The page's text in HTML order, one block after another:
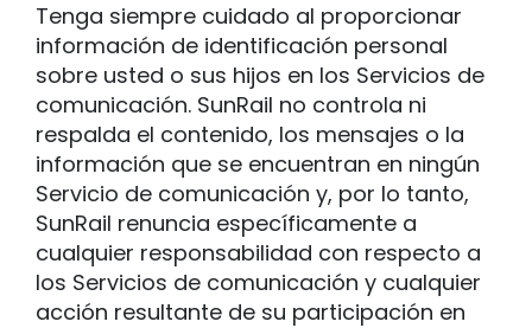
Tenga siempre cuidado al proporcionar
información de identificación personal
sobre usted o sus hijos en los Servicios de
comunicación. SunRail no controla ni
respalda el contenido, los mensajes o la
información que se encuentran en ningún
Servicio de comunicación y, por lo tanto,
SunRail renuncia específicamente a
cualquier responsabilidad con respecto a
los Servicios de comunicación y cualquier
acción resultante de su participación en